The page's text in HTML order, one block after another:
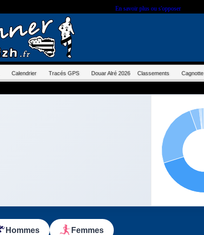
En savoir plus ou s'opposer.
Calendrier Tracés GPS Douar Alré 2026 Classements Cagnotte
Hommes Femmes